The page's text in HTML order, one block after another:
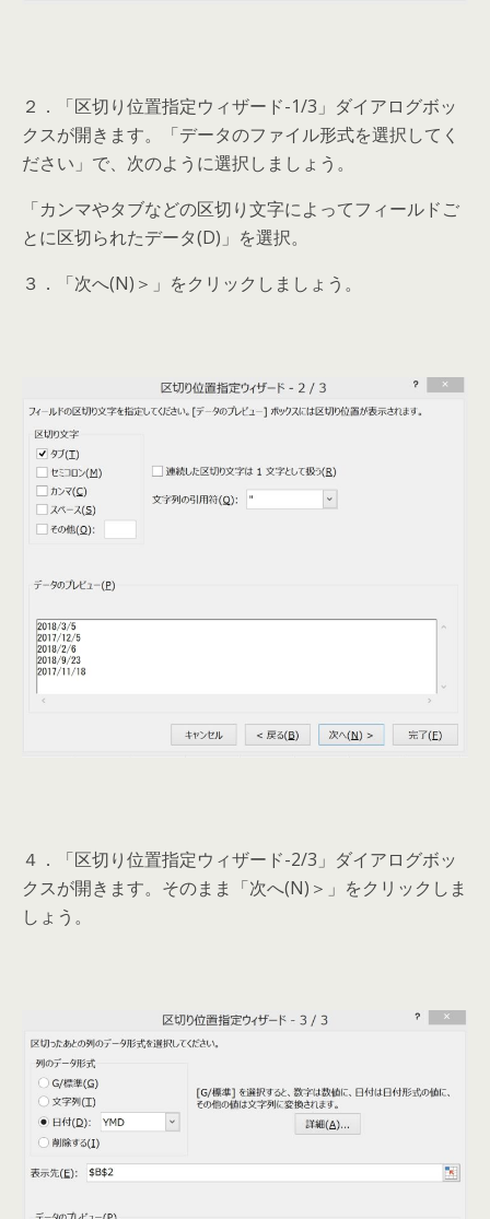
２．「区切り位置指定ウィザード-1/3」ダイアログボッ
クスが開きます。「データのファイル形式を選択してく
ださい」で、次のように選択しましょう。
「カンマやタブなどの区切り文字によってフィールドご
とに区切られたデータ(D)」を選択。
３．「次へ(N)＞」をクリックしましょう。
４．「区切り位置指定ウィザード-2/3」ダイアログボッ
クスが開きます。そのまま「次へ(N)＞」をクリックしま
しょう。